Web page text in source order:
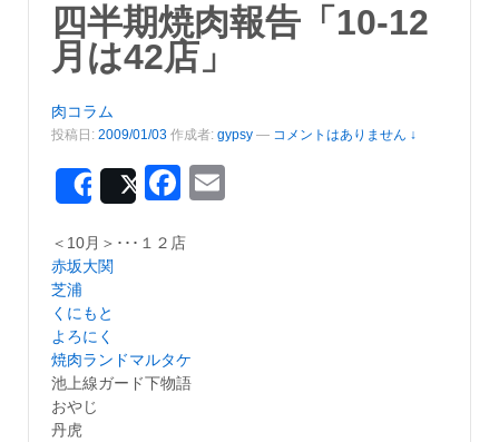
四半期焼肉報告「10-12
月は42店」
肉コラム
投稿日: 2009/01/03 作成者: gypsy — コメントはありません ↓
SharePostFacebook
＜10月＞･･･１２店
赤坂大関
芝浦
くにもと
よろにく
焼肉ランドマルタケ
池上線ガード下物語
おやじ
丹虎